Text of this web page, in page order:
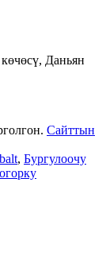
Даньян
Сайттын
, Бургулоочу